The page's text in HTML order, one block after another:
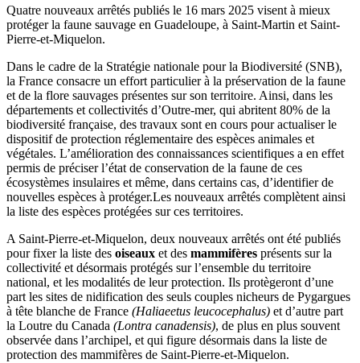
Quatre nouveaux arrêtés publiés le 16 mars 2025 visent à mieux
protéger la faune sauvage en Guadeloupe, à Saint-Martin et Saint-
Pierre-et-Miquelon.
Dans le cadre de la Stratégie nationale pour la Biodiversité (SNB),
la France consacre un effort particulier à la préservation de la faune
et de la flore sauvages présentes sur son territoire. Ainsi, dans les
départements et collectivités d’Outre-mer, qui abritent 80% de la
biodiversité française, des travaux sont en cours pour actualiser le
dispositif de protection réglementaire des espèces animales et
végétales. L’amélioration des connaissances scientifiques a en effet
permis de préciser l’état de conservation de la faune de ces
écosystèmes insulaires et même, dans certains cas, d’identifier de
nouvelles espèces à protéger.Les nouveaux arrêtés complètent ainsi
la liste des espèces protégées sur ces territoires.
A Saint-Pierre-et-Miquelon, deux nouveaux arrêtés ont été publiés
pour fixer la liste des oiseaux et des mammifères présents sur la
collectivité et désormais protégés sur l’ensemble du territoire
national, et les modalités de leur protection. Ils protègeront d’une
part les sites de nidification des seuls couples nicheurs de Pygargues
à tête blanche de France (Haliaeetus leucocephalus) et d’autre part
la Loutre du Canada (Lontra canadensis), de plus en plus souvent
observée dans l’archipel, et qui figure désormais dans la liste de
protection des mammifères de Saint-Pierre-et-Miquelon.